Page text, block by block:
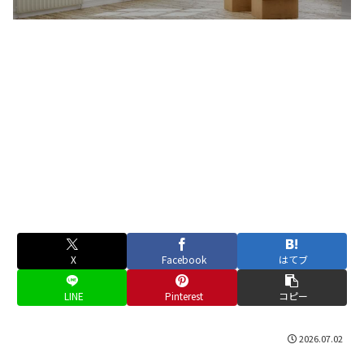
X Facebook はてブ
LINE Pinterest コピー
2026.07.02